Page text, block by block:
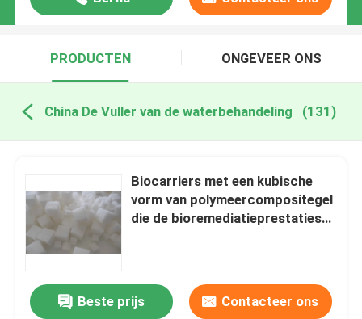
PRODUCTEN ONGEVEER ONS
China De Vuller van de waterbehandeling (131)
Biocarriers met een kubische
vorm van polymeercompositegel
die de bioremediatieprestaties
Beste prijs Contacteer ons